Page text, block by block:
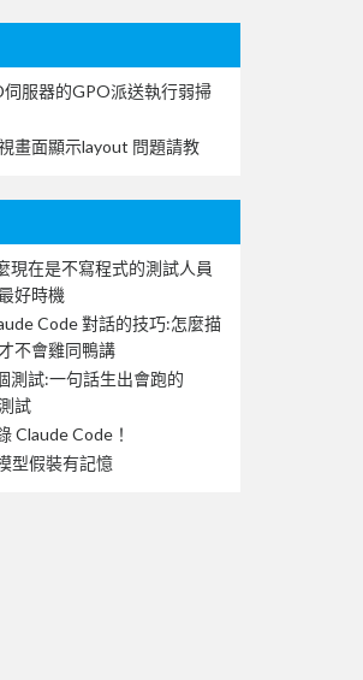
服器的GPO派送執行弱掃
畫面顯示layout 問題請教
現在是不寫程式的測試人員
好時機
Code 對話的技巧:怎麼描
不會雞同鴨講
測試:一句話生出會跑的
試
Claude Code！
型假裝有記憶